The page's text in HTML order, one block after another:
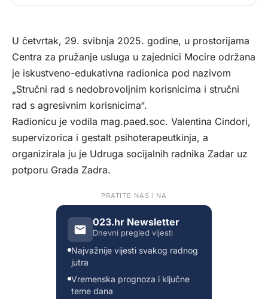
U četvrtak, 29. svibnja 2025. godine, u prostorijama
Centra za pružanje usluga u zajednici Mocire održana
je iskustveno-edukativna radionica pod nazivom
„Stručni rad s nedobrovoljnim korisnicima i stručni
rad s agresivnim korisnicima“.
Radionicu je vodila mag.paed.soc. Valentina Cindori,
supervizorica i gestalt psihoterapeutkinja, a
organizirala ju je Udruga socijalnih radnika Zadar uz
potporu Grada Zadra.
PRATITE NAS I NA
023.hr Newsletter
Dnevni pregled vijesti
Najvažnije vijesti svakog radnog
jutra
Vremenska prognoza i ključne
teme dana